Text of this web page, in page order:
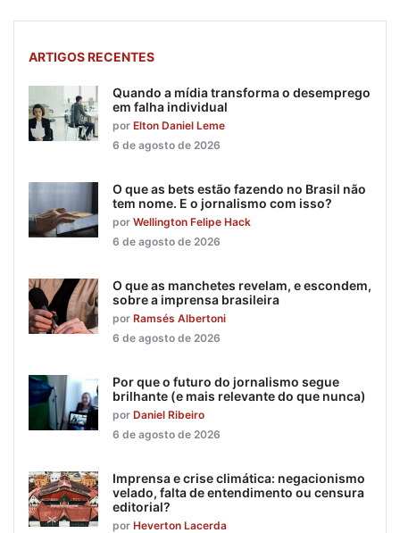
ARTIGOS RECENTES
Quando a mídia transforma o desemprego
em falha individual
por Elton Daniel Leme
6 de agosto de 2026
O que as bets estão fazendo no Brasil não
tem nome. E o jornalismo com isso?
por Wellington Felipe Hack
6 de agosto de 2026
O que as manchetes revelam, e escondem,
sobre a imprensa brasileira
por Ramsés Albertoni
6 de agosto de 2026
Por que o futuro do jornalismo segue
brilhante (e mais relevante do que nunca)
por Daniel Ribeiro
6 de agosto de 2026
Imprensa e crise climática: negacionismo
velado, falta de entendimento ou censura
editorial?
por Heverton Lacerda